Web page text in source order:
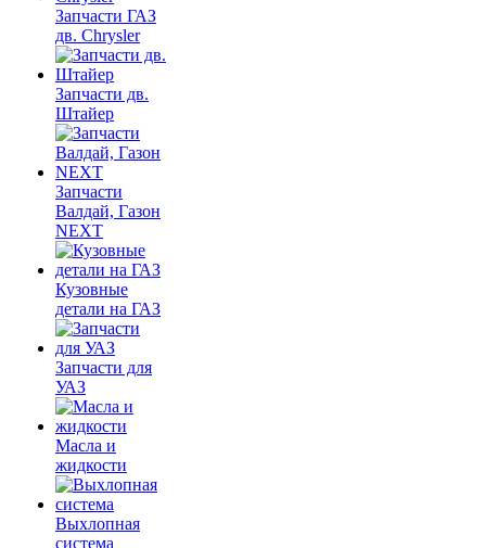
Запчасти ГАЗ
дв. Chrysler
Запчасти дв.
Штайер
Запчасти
Валдай, Газон
NEXT
Кузовные
детали на ГАЗ
Запчасти для
УАЗ
Масла и
жидкости
Выхлопная
система